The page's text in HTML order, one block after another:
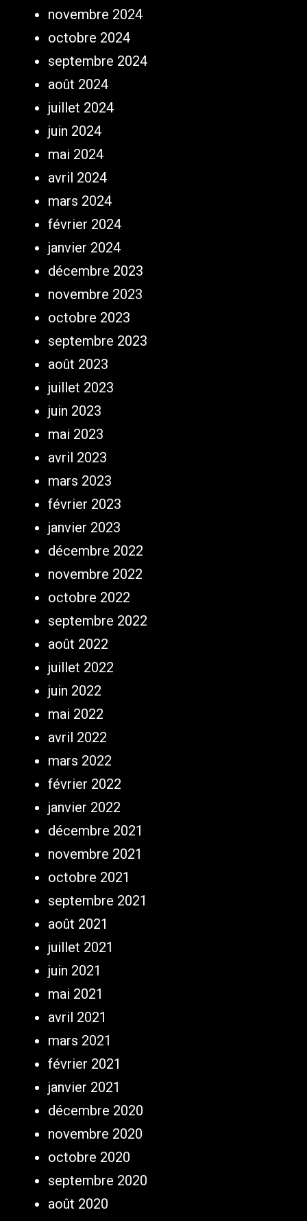
novembre 2024
octobre 2024
septembre 2024
août 2024
juillet 2024
juin 2024
mai 2024
avril 2024
mars 2024
février 2024
janvier 2024
décembre 2023
novembre 2023
octobre 2023
septembre 2023
août 2023
juillet 2023
juin 2023
mai 2023
avril 2023
mars 2023
février 2023
janvier 2023
décembre 2022
novembre 2022
octobre 2022
septembre 2022
août 2022
juillet 2022
juin 2022
mai 2022
avril 2022
mars 2022
février 2022
janvier 2022
décembre 2021
novembre 2021
octobre 2021
septembre 2021
août 2021
juillet 2021
juin 2021
mai 2021
avril 2021
mars 2021
février 2021
janvier 2021
décembre 2020
novembre 2020
octobre 2020
septembre 2020
août 2020